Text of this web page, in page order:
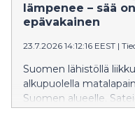
lämpenee – sää
epävakainen
23.7.2026 14:12:16 EEST |
Suomen lähistöllä
alkupuolella
Suomen alueelle.